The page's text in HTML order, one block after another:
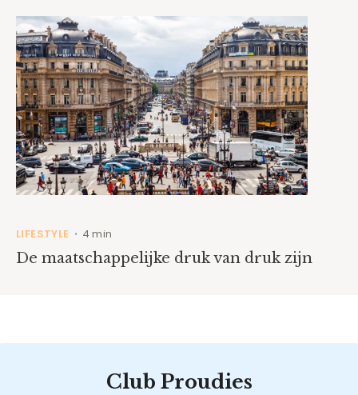
LIFESTYLE • 4 min
De maatschappelijke druk van druk zijn
Club Proudies